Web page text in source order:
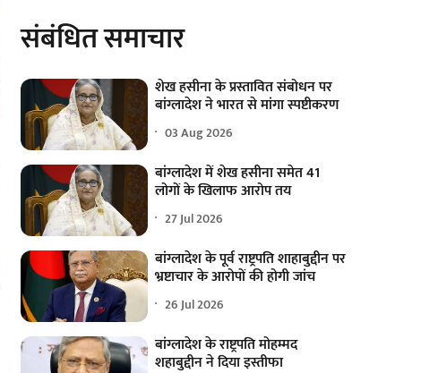
संबंधित समाचार
शेख हसीना के प्रस्तावित संबोधन पर
बांग्लादेश ने भारत से मांगा स्पष्टीकरण
03 Aug 2026
बांग्लादेश में शेख हसीना समेत 41
लोगों के खिलाफ आरोप तय
27 Jul 2026
बांग्लादेश के पूर्व राष्ट्रपति शाहाबुद्दीन पर
भ्रष्टाचार के आरोपों की होगी जांच
26 Jul 2026
बांग्लादेश के राष्ट्रपति मोहम्मद
शहाबुद्दीन ने दिया इस्तीफा